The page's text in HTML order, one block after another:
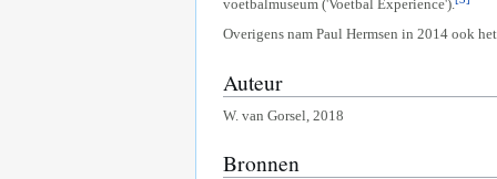
voetbalmuseum ('Voetbal Experience').
Overigens nam Paul Hermsen in 2014 ook
Auteur
W. van Gorsel, 2018
Bronnen